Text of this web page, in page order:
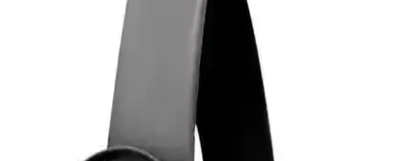
Microsonic temperli cam ekran koruyucu, Galaxy Tab S9 Plus
X810 modeline özel tasarımıyla yüksek dayanıklılık ve estetik sunar.
Çizilmelere karşı dirençli, kolay uygulanabilir ve kullanımı rahat bir
Powerway 128 GB USB 3.0 Metal Mini Flash Bellek
İnceleme ve Kullanım Özellikleri